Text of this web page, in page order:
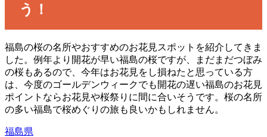
う！
福島の桜の名所やおすすめのお花見スポットを紹介してきま
した。例年より開花が早い福島の桜ですが、まだまだつぼみ
の桜もあるので、今年はお花見をし損ねたと思っている方
は、今度のゴールデンウィークでも開花の遅い福島のお花見
ポイントならお花見や桜祭りに間に合いそうです。桜の名所
の多い福島で桜めぐりの旅も良いかもしれません。
福島県